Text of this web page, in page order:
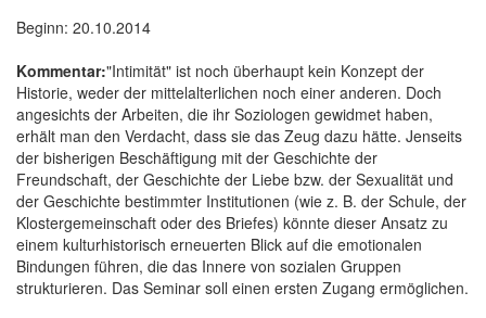
Beginn: 20.10.2014
Kommentar:"Intimität" ist noch überhaupt kein Konzept der
Historie, weder der mittelalterlichen noch einer anderen. Doch
angesichts der Arbeiten, die ihr Soziologen gewidmet haben,
erhält man den Verdacht, dass sie das Zeug dazu hätte. Jenseits
der bisherigen Beschäftigung mit der Geschichte der
Freundschaft, der Geschichte der Liebe bzw. der Sexualität und
der Geschichte bestimmter Institutionen (wie z. B. der Schule, der
Klostergemeinschaft oder des Briefes) könnte dieser Ansatz zu
einem kulturhistorisch erneuerten Blick auf die emotionalen
Bindungen führen, die das Innere von sozialen Gruppen
strukturieren. Das Seminar soll einen ersten Zugang ermöglichen.